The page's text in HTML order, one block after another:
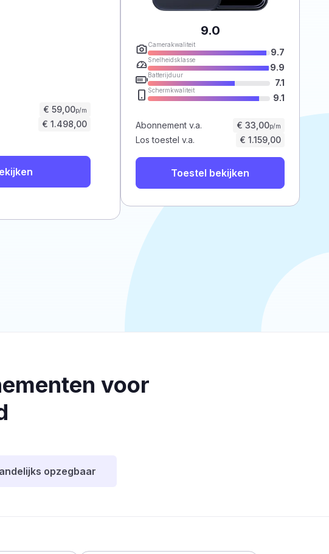
€ 59,00p/m
€ 1.498,00
9.0
Camerakwaliteit
9.7
Snelheidsklasse
9.9
Batterijduur
7.1
Schermkwaliteit
9.1
Abonnement v.a. € 33,00p/m
Los toestel v.a. € 1.159,00
Toestel bekijken
voor
opzegbaar